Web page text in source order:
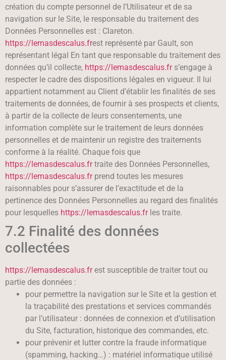
création du compte personnel de l’Utilisateur et de sa
navigation sur le Site, le responsable du traitement des
Données Personnelles est : Clareton.
https://lemasdescalus.frest représenté par Gault, son
représentant légal En tant que responsable du traitement des
données qu’il collecte, https://lemasdescalus.frs’engage à
respecter le cadre des dispositions légales en vigueur. Il lui
appartient notamment au Client d’établir les finalités de ses
traitements de données, de fournir à ses prospects et clients,
à partir de la collecte de leurs consentements, une
information complète sur le traitement de leurs données
personnelles et de maintenir un registre des traitements
conforme à la réalité. Chaque fois que
https://lemasdescalus.frtraite des Données Personnelles,
https://lemasdescalus.frprend toutes les mesures
raisonnables pour s’assurer de l’exactitude et de la
pertinence des Données Personnelles au regard des finalités
pour lesquelles https://lemasdescalus.frles traite.
7.2 Finalité des données
collectées
https://lemasdescalus.frest susceptible de traiter tout ou
partie des données :
pour permettre la navigation sur le Site et la gestion et
la traçabilité des prestations et services commandés
par l’utilisateur : données de connexion et d’utilisation
du Site, facturation, historique des commandes, etc.
pour prévenir et lutter contre la fraude informatique
(spamming, hacking…) : matériel informatique utilisé